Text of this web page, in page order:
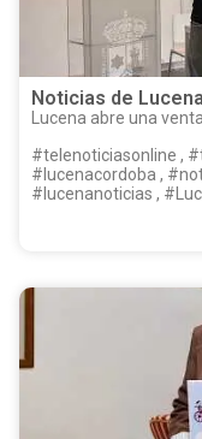
Noticias de
Lucena abre una
#telenoticiasonline ,
#lucenacordoba ,
#lucenanoticias ,